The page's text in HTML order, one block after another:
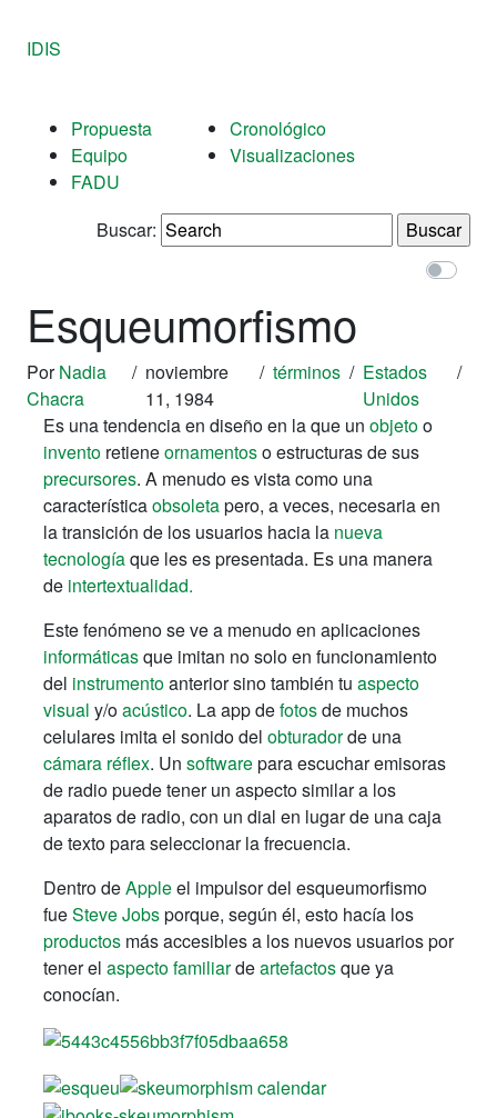
IDIS
Propuesta
Equipo
FADU
Cronológico
Visualizaciones
Buscar:
Esqueumorfismo
PorNadia
Chacra
/ noviembre
11, 1984
/ términos / Estados
Unidos
/
Es una tendencia en diseño en la que un objetoo
invento retieneornamentoso estructuras de sus
precursores. A menudo es vista como una
característicaobsoletapero, a veces, necesaria en
la transición de los usuarios hacia la nueva
tecnologíaque les es presentada. Es una manera
de intertextualidad.
Este fenómeno se ve a menudo en aplicaciones
informáticasque imitan no solo en funcionamiento
del instrumentoanterior sino también tu aspecto
visual y/oacústico. La app defotosde muchos
celulares imita el sonido del obturadorde una
cámara réflex. Un softwarepara escuchar emisoras
de radio puede tener un aspecto similar a los
aparatos de radio, con un dial en lugar de una caja
de texto para seleccionar la frecuencia.
Dentro deAppleel impulsor del esqueumorfismo
fueSteve Jobsporque, según él, esto hacía los
productos más accesibles a los nuevos usuarios por
tener el aspecto familiardeartefactosque ya
conocían.